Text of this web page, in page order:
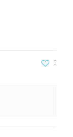
0